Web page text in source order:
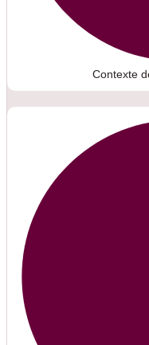
Contexte